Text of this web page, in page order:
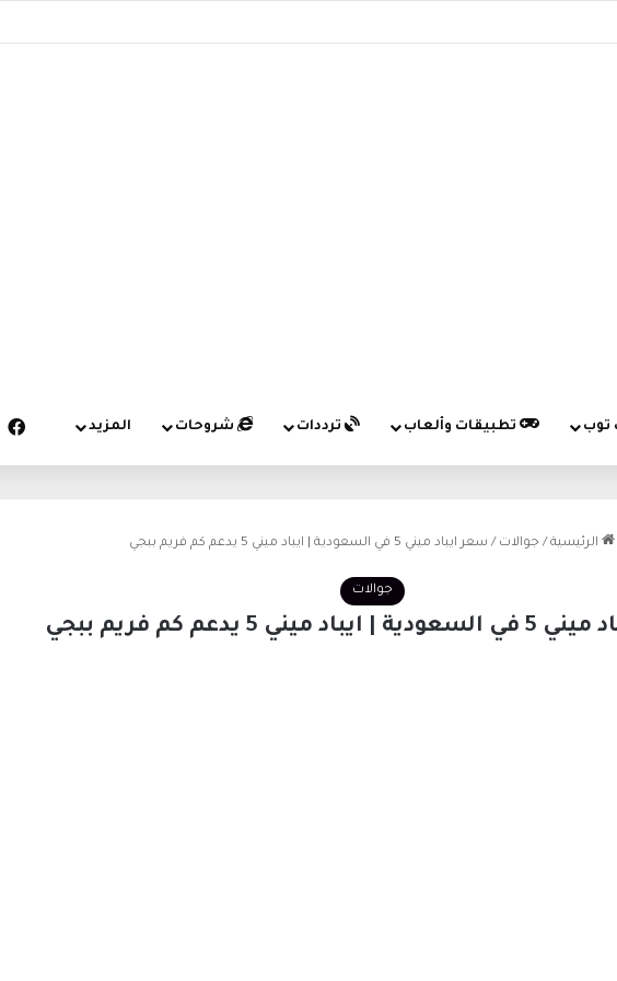
توب تطبيقات وألعاب ترددات شروحات المزيد
الرئيسية / جوالات / سعر ايباد ميني 5 في السعودية | ايباد ميني 5 يدعم كم فريم ببجي
جوالات
ميني 5 يدعم كم فريم ببجي